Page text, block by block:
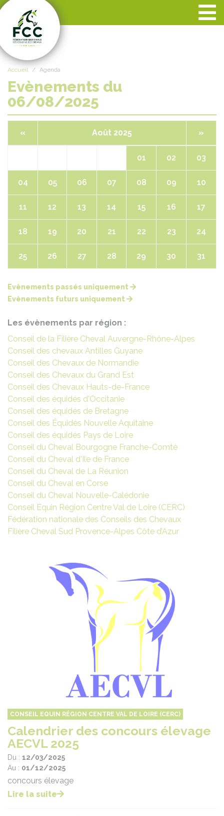
Accueil Agenda
Evènements du
06/08/2025
« Août 2025 »
01 02 03
04 05 06 07 08 09 10
11 12 13 14 15 16 17
18 19 20 21 22 23 24
25 26 27 28 29 30 31
Evènements passés uniquement
Evènements futurs uniquement
Les évènements par région :
Conseil de la Filière Cheval Auvergne-Rhône-Alpes
Conseil des chevaux Antilles Guyane
Conseil des Chevaux de Normandie
Conseil des Chevaux du Grand Est
Conseil des Chevaux Hauts-de-France
Conseil des équidés d'Occitanie
Conseil des équidés de Bretagne
Conseil des Équidés Nouvelle Aquitaine
Conseil des équidés Pays de Loire
Conseil du Cheval Bourgogne Franche-Comté
Conseil du Cheval d'Ile de France
Conseil du Cheval de La Réunion
Conseil du Cheval en Corse
Conseil du Cheval Nouvelle-Calédonie
Conseil Equin Région Centre Val de Loire (CERC)
Fédération nationale des Conseils des Chevaux
Filière Cheval Sud Provence-Alpes Côte d’Azur
CONSEIL EQUIN RÉGION CENTRE VAL DE LOIRE (CERC)
Calendrier des concours élevage
AECVL 2025
Du : 12/03/2025
Au : 01/12/2025
concours élevage
Lire la suite
Panneau de gestion des cookies